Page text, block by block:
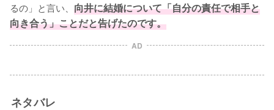
るの」と言い、 向井に結婚について「自分の責任で相手と
向き合う」ことだと告げたのです。
AD
ネタバレ